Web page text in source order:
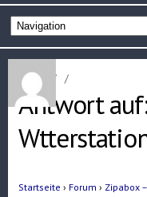
Home / /
Antwort
Startseite › Forum › Zipabox